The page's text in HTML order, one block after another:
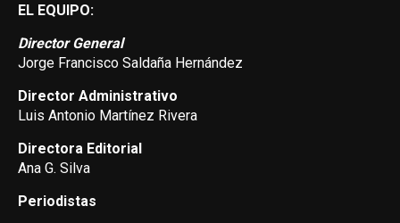
EL EQUIPO:
Director General
Jorge Francisco Saldaña Hernández
Director Administrativo
Luis Antonio Martínez Rivera
Directora Editorial
Ana G. Silva
Periodistas